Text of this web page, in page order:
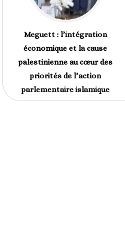
Meguett : l’intégration
économique et la cause
palestinienne au cœur des
priorités de l’action
parlementaire islamique